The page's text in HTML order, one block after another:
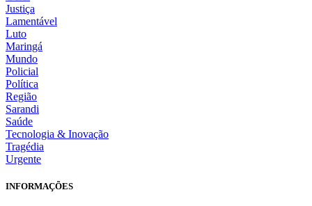
Justiça
Lamentável
Luto
Maringá
Mundo
Policial
Política
Região
Sarandi
Saúde
Tecnologia & Inovação
Tragédia
Urgente
INFORMAÇÕES